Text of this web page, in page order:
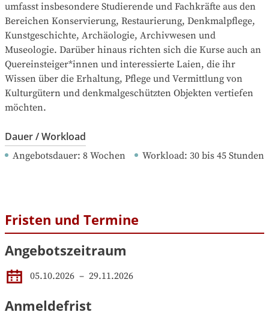
umfasst insbesondere Studierende und Fachkräfte aus den
Bereichen Konservierung, Restaurierung, Denkmalpflege,
Kunstgeschichte, Archäologie, Archivwesen und
Museologie. Darüber hinaus richten sich die Kurse auch an
Quereinsteiger*innen und interessierte Laien, die ihr
Wissen über die Erhaltung, Pflege und Vermittlung von
Kulturgütern und denkmalgeschützten Objekten vertiefen
möchten.
Dauer / Workload
Angebotsdauer: 8 Wochen Workload: 30 bis 45 Stunden
Fristen und Termine
Angebotszeitraum
05.10.2026 – 29.11.2026
Anmeldefrist